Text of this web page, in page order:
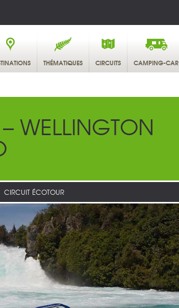
THÉMATIQUES CIRCUITS CAMPING-CAR
WELLINGTON
CIRCUIT ÉCOTOUR